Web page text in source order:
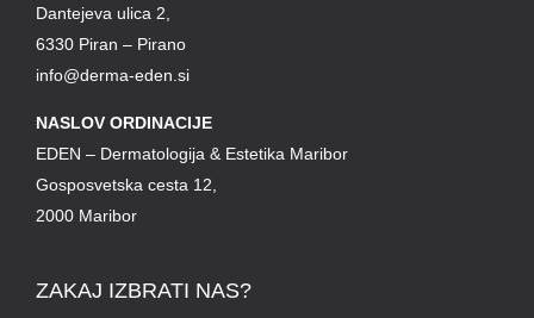
Dantejeva ulica 2,
6330 Piran – Pirano
info@derma-eden.si
NASLOV ORDINACIJE
EDEN – Dermatologija & Estetika Maribor
Gosposvetska cesta 12,
2000 Maribor
ZAKAJ IZBRATI NAS?